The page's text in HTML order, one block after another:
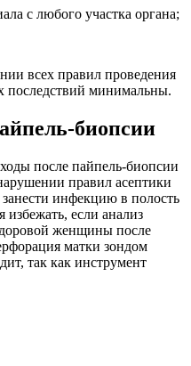
с любого участка органа;
всех правил проведения
последствий минимальны.
биопсии
после пайпель-биопсии
правил асептики
инфекцию в полость
избежать, если анализ
женщины после
матки зондом
так как инструмент